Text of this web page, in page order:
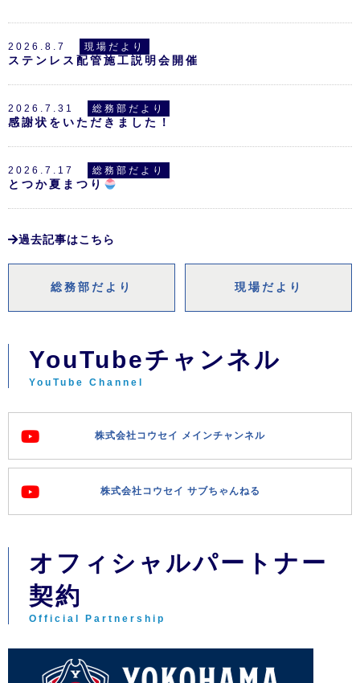
2026.8.7 現場だより
ステンレス配管施工説明会開催
2026.7.31 総務部だより
感謝状をいただきました！
2026.7.17 総務部だより
とつか夏まつり
過去記事はこちら
総務部だより 現場だより
YouTubeチャンネル
YouTube Channel
株式会社コウセイ メインチャンネル
株式会社コウセイ サブちゃんねる
オフィシャルパートナー
契約
Official Partnership